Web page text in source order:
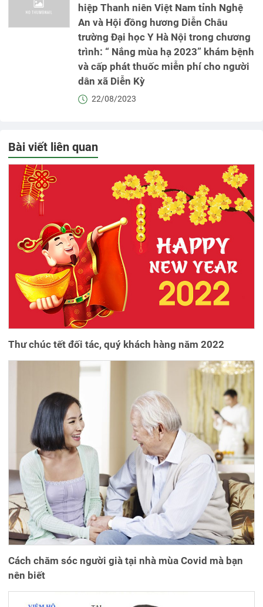
hiệp Thanh niên Việt Nam tỉnh Nghệ
An và Hội đồng hương Diễn Châu
trường Đại học Y Hà Nội trong chương
trình: “ Nắng mùa hạ 2023” khám bệnh
và cấp phát thuốc miễn phí cho người
dân xã Diễn Kỳ
22/08/2023
Bài viết liên quan
Thư chúc tết đối tác, quý khách hàng năm 2022
Cách chăm sóc người già tại nhà mùa Covid mà bạn
nên biết